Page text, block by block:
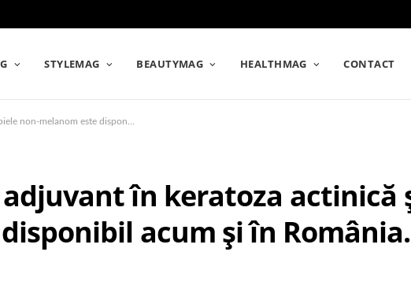
STYLEMAG BEAUTYMAG HEALTHMAG CONTACT
adjuvant în keratoza actinică
acum și în România.